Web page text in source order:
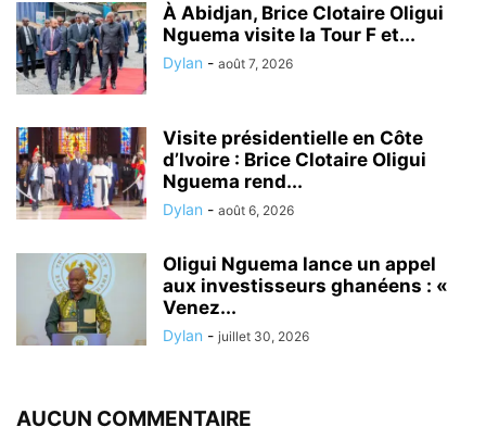
À Abidjan, Brice Clotaire Oligui
Nguema visite la Tour F et...
Dylan - août 7, 2026
Visite présidentielle en Côte
d’Ivoire : Brice Clotaire Oligui
Nguema rend...
Dylan - août 6, 2026
Oligui Nguema lance un appel
aux investisseurs ghanéens : «
Venez...
Dylan - juillet 30, 2026
AUCUN COMMENTAIRE